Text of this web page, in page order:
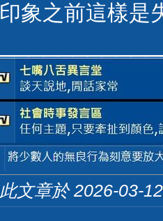
印象之前這樣是
此文章於 2026-03-